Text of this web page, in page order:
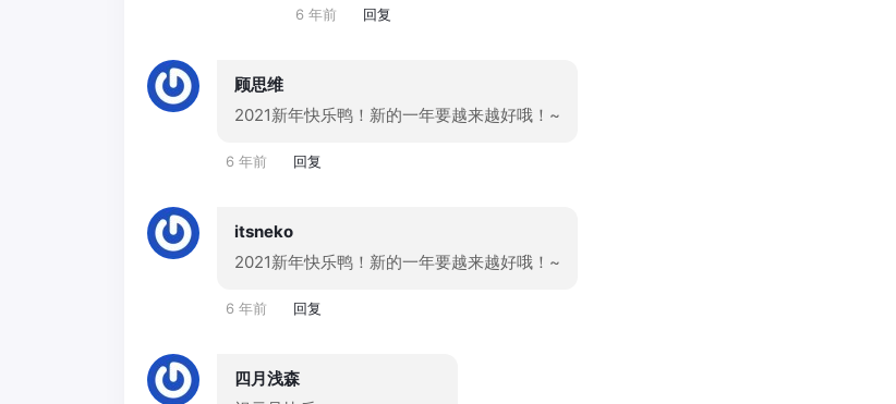
6 年前 回复
顾思维
2021新年快乐鸭！新的一年要越来越好哦！~
6 年前 回复
itsneko
2021新年快乐鸭！新的一年要越来越好哦！~
6 年前 回复
四月浅森